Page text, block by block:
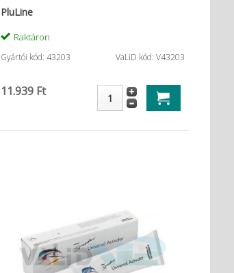
PluLine
Raktáron
Gyártói kód: 43203 VaLiD kód: V43203
11.939 Ft